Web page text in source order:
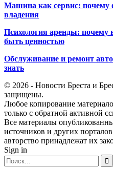
Машина как сервис:
владения
Психология аренды: почему
быть ценностью
Обслуживание и ремонт
знать
© 2026 - Новости Бреста и
защищены.
Любое копирование
только с обратной активной
Все материалы
источников и других
авторство принадлежат их
Sign in